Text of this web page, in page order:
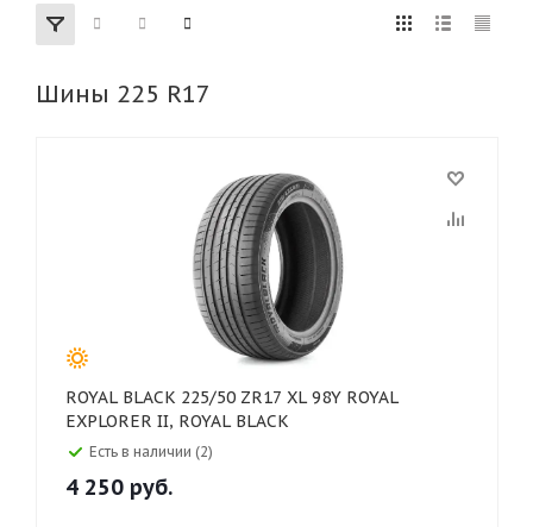
R22
155 165
285 295
40 45 45
55 70
Шины 225 R17
ROYAL BLACK 225/50 ZR17 XL 98Y ROYAL
EXPLORER II, ROYAL BLACK
Есть в наличии (2)
4 250 руб.